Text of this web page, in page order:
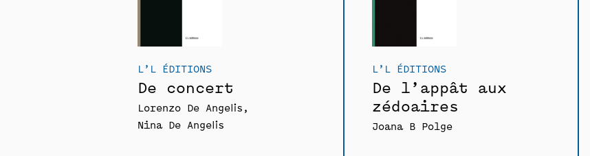
L’L ÉDITIONS
De concert
Lorenzo De Angelis
Nina De Angelis
L’L ÉDITIONS
De l’appât aux
zédoaires
Joana B Polge